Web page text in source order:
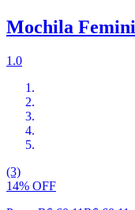
Mochila
1.0
(3)
14% OFF